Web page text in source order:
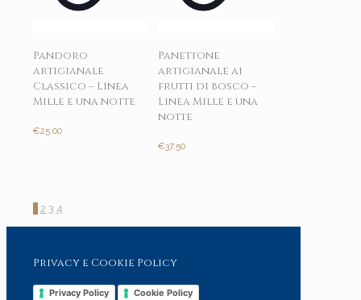
Pandoro
artigianale
Classico – Linea
Mille e una notte
€25.00
Panettone
artigianale ai
frutti di bosco –
Linea Mille e una
notte
€37.50
1 2 3 4
Privacy e Cookie Policy
Privacy Policy Cookie Policy